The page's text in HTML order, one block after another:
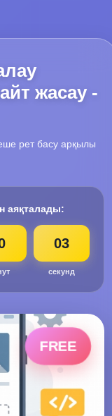
жасау -
рет басу арқылы
аяқталады:
02
секунд
FREE